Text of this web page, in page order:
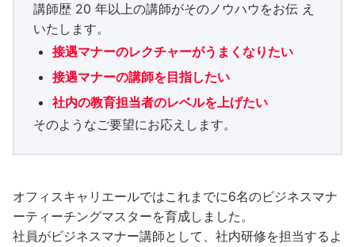
講師歴 20 年以上の講師がそのノウハウをお伝 え
いたします。
接遇マナーのレクチャーがうまくなりたい
接遇マナーの講師を目指したい
社内の教育担当者のレベルを上げたい
そのようなご要望にお応えします。
オフィスキャリエールではこれまでに6名のビジネスマナ
ーティーチングマスターを育成しました。
社員がビジネスマナー講師として、社内研修を担当するよ